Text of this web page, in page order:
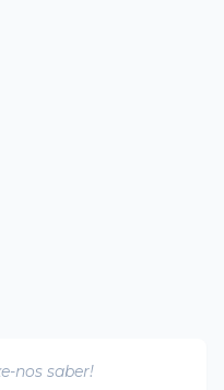
nos saber!